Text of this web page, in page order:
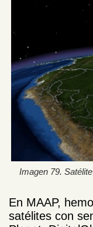
Imagen 79.
En MAAP,
satélites con